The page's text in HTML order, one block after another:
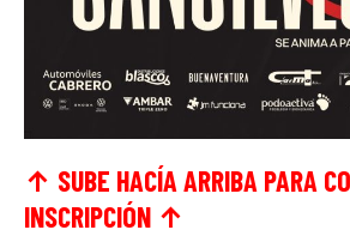
↑ SUBE HACÍA ARRIBA PARA
INSCRIPCIÓN ↑